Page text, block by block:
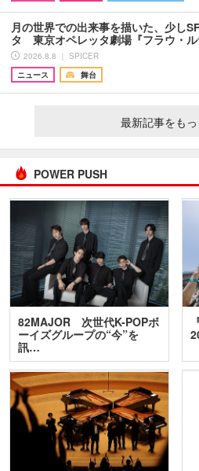
月の世界での出来事を描いた、少し
タ 東京オペレッタ劇場『フラウ・
2026.8.8 ｜ SPICER
ニュース
舞台
最新記事をも
POWER PUSH
82MAJOR 次世代K-POPボ
ーイズグループの“今”を
訊…